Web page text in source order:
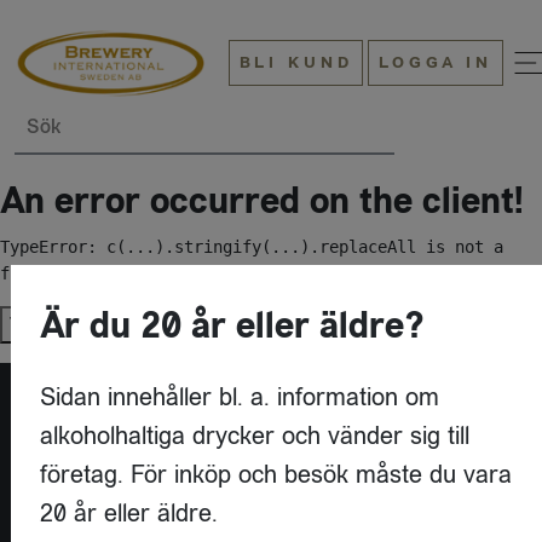
BLI KUND LOGGA IN
Sök
An error occurred on the client!
TypeError: c(...).stringify(...).replaceAll is not a
function
Try again
KONTAKT
Är du 20 år eller äldre?
Sidan innehåller bl. a. information om
alkoholhaltiga drycker och vänder sig till
företag. För inköp och besök måste du vara
20 år eller äldre.